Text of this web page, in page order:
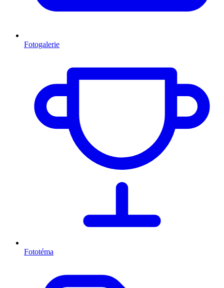
Fotogalerie
Fototéma